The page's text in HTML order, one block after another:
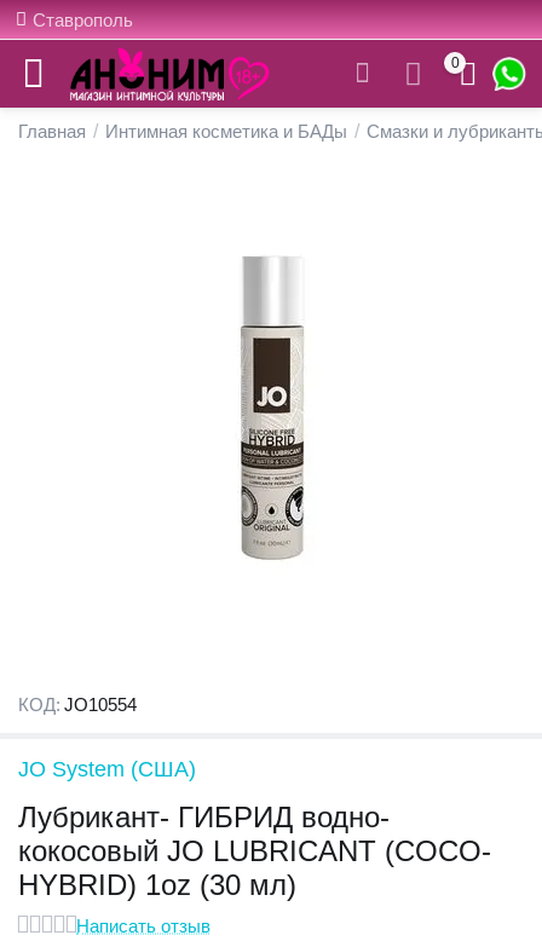
Ставрополь
0
Главная / Интимная косметика и БАДы / Смазки и
КОД: JO10554
JO System (США)
Лубрикант- ГИБРИД водно-
кокосовый JO LUBRICANT (COCO-
HYBRID) 1oz (30 мл)
Написать отзыв